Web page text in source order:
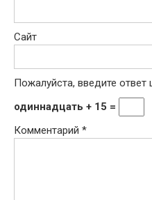
Сайт
Пожалуйста, введите ответ
одиннадцать + 15 =
Комментарий *